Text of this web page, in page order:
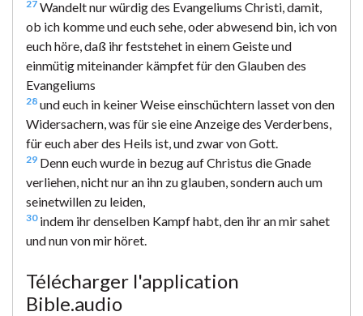
27 Wandelt nur würdig des Evangeliums Christi, damit,
ob ich komme und euch sehe, oder abwesend bin, ich von
euch höre, daß ihr feststehet in einem Geiste und
einmütig miteinander kämpfet für den Glauben des
Evangeliums
28 und euch in keiner Weise einschüchtern lasset von den
Widersachern, was für sie eine Anzeige des Verderbens,
für euch aber des Heils ist, und zwar von Gott.
29 Denn euch wurde in bezug auf Christus die Gnade
verliehen, nicht nur an ihn zu glauben, sondern auch um
seinetwillen zu leiden,
30indem ihr denselben Kampf habt, den ihr an mir sahet
und nun von mir höret.
Télécharger l'application
Bible.audio